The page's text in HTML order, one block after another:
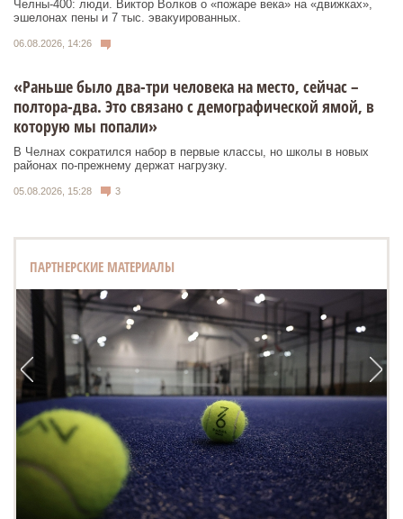
Челны-400: люди. Виктор Волков о «пожаре века» на «движках»,
эшелонах пены и 7 тыс. эвакуированных.
06.08.2026, 14:26
«Раньше было два-три человека на место, сейчас –
полтора-два. Это связано с демографической ямой, в
которую мы попали»
В Челнах сократился набор в первые классы, но школы в новых
районах по-прежнему держат нагрузку.
05.08.2026, 15:28 3
ПАРТНЕРСКИЕ МАТЕРИАЛЫ